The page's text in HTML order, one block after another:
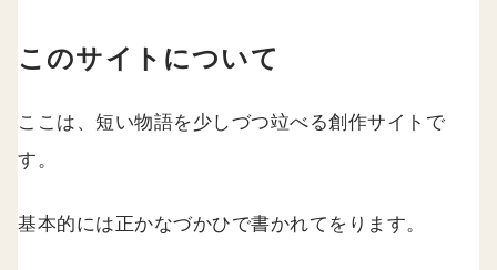
このサイトについて
ここは、短い物語を少しづつ竝べる創作サイトで
す。
基本的には正かなづかひで書かれてをります。